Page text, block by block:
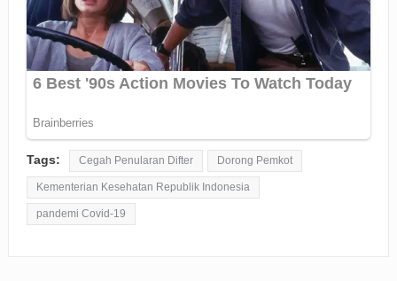
Tags: Cegah Penularan Difter Dorong Pemkot
Kementerian Kesehatan Republik Indonesia
pandemi Covid-19